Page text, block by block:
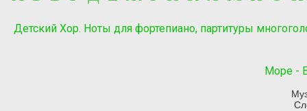
Детский Хор. Ноты для фортепиано, партитуры
Море -